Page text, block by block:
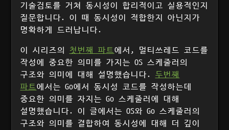
기술검토를 거쳐 동시성이 합리적이고 실용적인지
질문합니다. 이 때 동시성이 적합한지 아닌지가
명확하게 드러납니다.
이 시리즈의 첫번째 파트 에서, 멀티쓰레드 코드를
작성에 중요한 의미를 가지는 OS 스케줄러의
구조와 의미에 대해 설명했습니다. 두번째
파트 에서는 Go에서 동시성 코드를 작성하는데
중요한 의미를 자지는 Go 스케줄러에 대해
설명했습니다. 이 글에서는 OS와 Go 스케줄러의
구조와 의미를 결합하여 동시성에 대해 더 깊이